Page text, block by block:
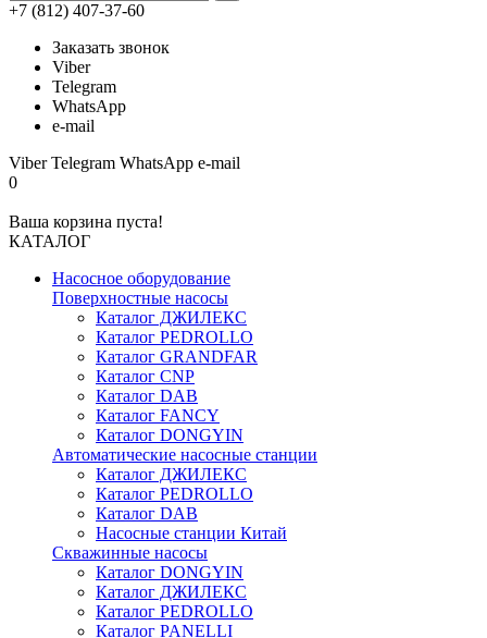
+7 (812) 407-37-60
Заказать звонок
Viber
Telegram
WhatsApp
e-mail
ViberTelegram WhatsApp e-mail
0
Ваша корзина пуста!
КАТАЛОГ
Насосное оборудование
Поверхностные насосы
Каталог ДЖИЛЕКС
Каталог PEDROLLO
Каталог GRANDFAR
Каталог CNP
Каталог DAB
Каталог FANCY
Каталог DONGYIN
Автоматические насосные станции
Каталог ДЖИЛЕКС
Каталог PEDROLLO
Каталог DAB
Насосные станции Китай
Скважинные насосы
Каталог DONGYIN
Каталог ДЖИЛЕКС
Каталог PEDROLLO
Каталог PANELLI